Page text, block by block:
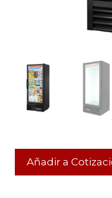
Añadir a